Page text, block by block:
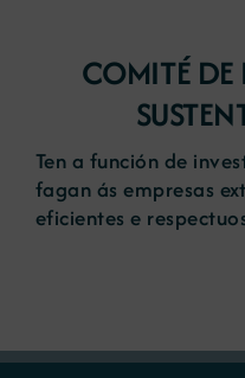
COMITÉ
Ten a función de
fagan ás empresas
eficientes e